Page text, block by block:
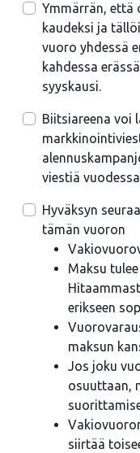
Ymmärrän, että
kaudeksi ja
vuoro yhdessä
kahdessa
syyskausi.
Biitsiareena voi
viestiä
Hyväksyn
tämän vuoron
Maksu
erikseen
maksun
Jos joku
osuuttaan,
siirtää